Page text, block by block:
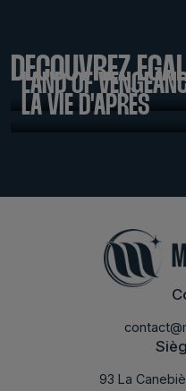
DÉCOUVREZ
LAND OF
LA VIE D'APRÈS
93 La